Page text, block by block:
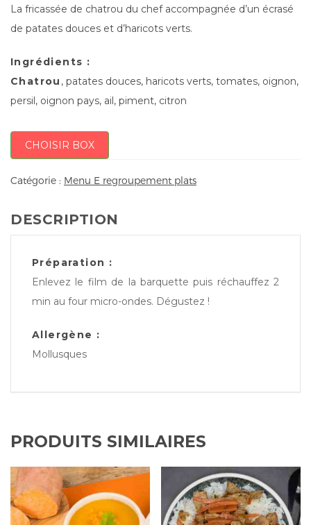
La fricassée de chatrou du chef accompagnée d’un écrasé
de patates douces et d’haricots verts.
Ingrédients :
Chatrou , patates douces, haricots verts, tomates, oignon,
persil, oignon pays, ail, piment, citron
CHOISIR BOX
Catégorie : Menu E regroupement plats
DESCRIPTION
Préparation :
Enlevez le film de la barquette puis réchauffez 2
min au four micro-ondes. Dégustez !
Allergène :
Mollusques
PRODUITS SIMILAIRES